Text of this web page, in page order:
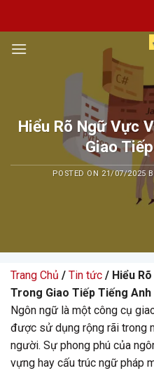
content
Hiểu Rõ Ngữ Vực
Giao
POSTED ON 21/07/2025
Trang Chủ / Tin tức / Hiểu
Trong Giao Tiếp Tiếng Anh
Ngôn ngữ là một công cụ
được sử dụng rộng rãi trong
người. Sự phong phú của
vựng hay cấu trúc ngữ pháp